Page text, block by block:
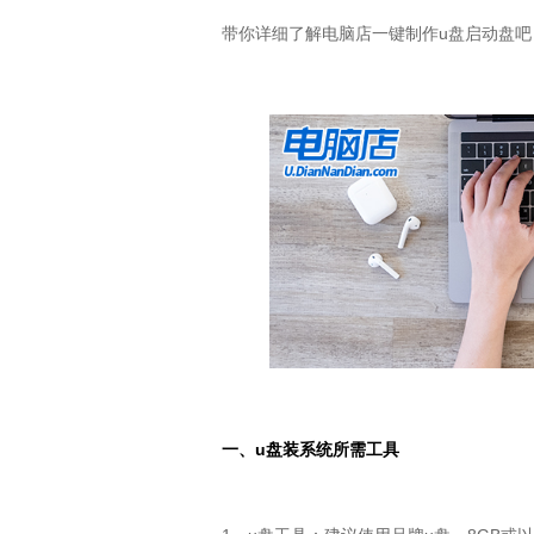
带你详细了解电脑店一键制作u盘启动盘
一、 u盘装系统所需工具